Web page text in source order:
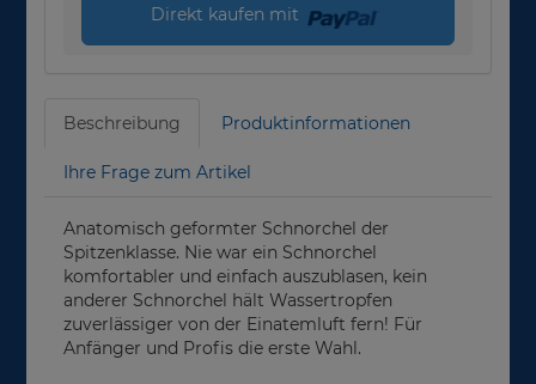
Direkt kaufen mit
Beschreibung Produktinformationen
Ihre Frage zum Artikel
Anatomisch geformter Schnorchel der
Spitzenklasse. Nie war ein Schnorchel
komfortabler und einfach auszublasen, kein
anderer Schnorchel hält Wassertropfen
zuverlässiger von der Einatemluft fern! Für
Anfänger und Profis die erste Wahl.